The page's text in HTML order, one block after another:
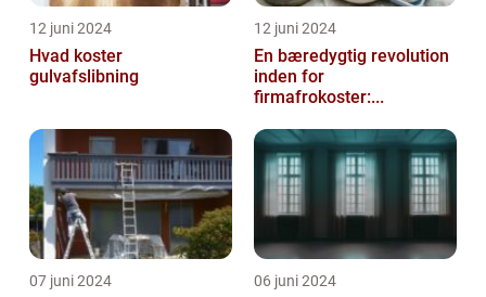
12 juni 2024
Hvad koster
gulvafslibning
12 juni 2024
En bæredygtig revolution
inden for
firmafrokoster:...
07 juni 2024 06 juni 2024